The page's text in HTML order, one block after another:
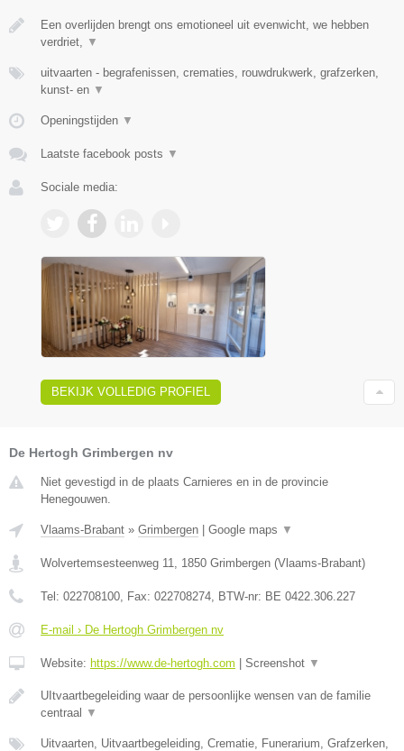
Een overlijden brengt ons emotioneel uit evenwicht, we hebben
verdriet,
▼
uitvaarten - begrafenissen, crematies, rouwdrukwerk, grafzerken,
kunst- en ▼
Openingstijden ▼
Laatste facebook posts ▼
Sociale media:
BEKIJK VOLLEDIG PROFIEL
De Hertogh Grimbergen nv
Niet gevestigd in de plaats Carnieres en in de provincie
Henegouwen.
Vlaams-Brabant » Grimbergen Google maps ▼
Wolvertemsesteenweg 11 1850 Grimbergen (Vlaams-Brabant)
Tel: 022708100 , Fax: 022708274 , BTW-nr: BE 0422.306.227
E-mail › De Hertogh Grimbergen nv
Website: https://www.de-hertogh.com Screenshot ▼
UItvaartbegeleiding waar de persoonlijke wensen van de familie
centraal
▼
Uitvaarten, Uitvaartbegeleiding, Crematie, Funerarium, Grafzerken,